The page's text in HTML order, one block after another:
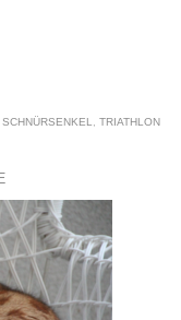
SCHNÜRSENKEL, TRIATHLON